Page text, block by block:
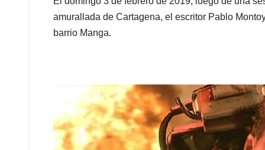
amurallada de Cartagena, el escritor Pablo
barrio Manga.